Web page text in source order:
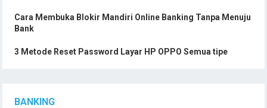
Cara Membuka Blokir Mandiri Online Banking Tanpa Menuju
Bank
3 Metode Reset Password Layar HP OPPO Semua tipe
BANKING